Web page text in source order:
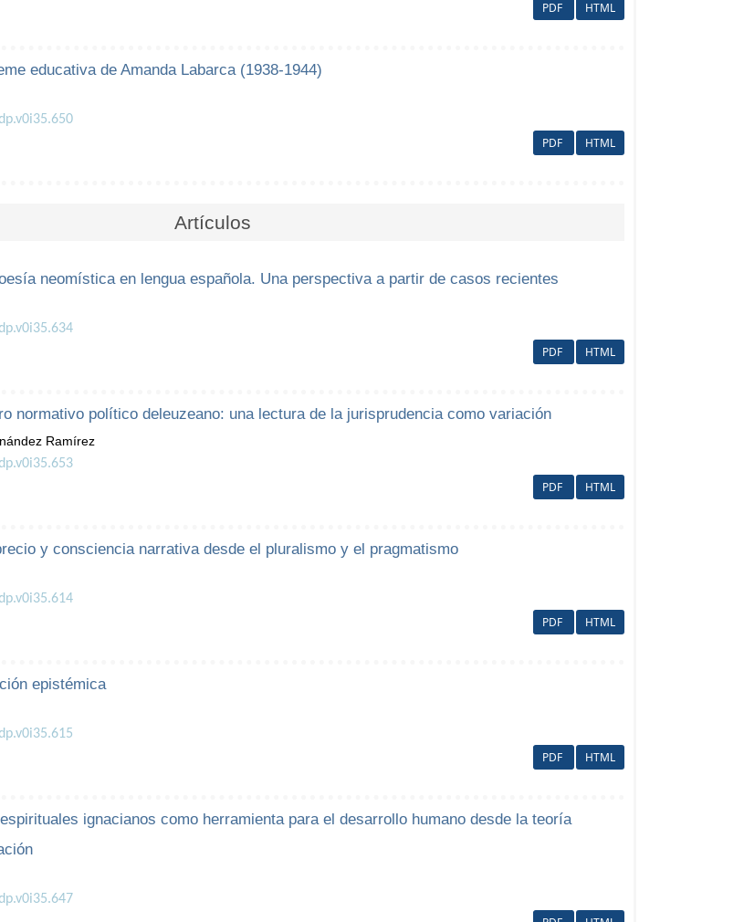
PDF HTML
educativa de Amanda Labarca (1938-1944)
PDF HTML
Artículos
neomística en lengua española. Una perspectiva a partir de casos recientes
PDF HTML
normativo político deleuzeano: una lectura de la jurisprudencia como variación
Ramírez
PDF HTML
y consciencia narrativa desde el pluralismo y el pragmatismo
PDF HTML
epistémica
PDF HTML
ignacianos como herramienta para el desarrollo humano desde la teoría